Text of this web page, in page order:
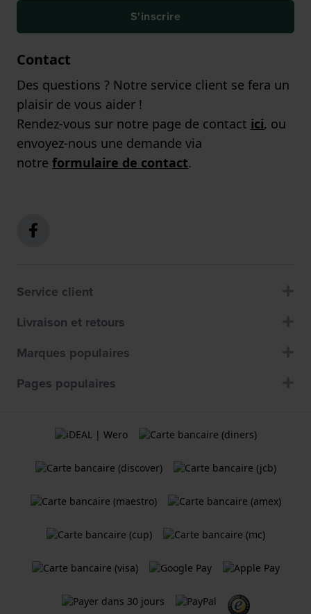
S'inscrire
Contact
Des questions ? Notre service client se fera un
plaisir de vous aider !
Rendez-vous sur notre page de contact ici, ou
envoyez-nous une demande via
notre formulaire de contact.
Service client
Livraison et retours
Marques populaires
Pages populaires